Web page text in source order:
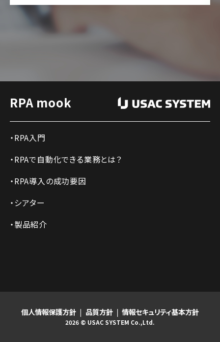
RPA mook
RPA入門
RPAで自動化できる業務とは？
RPA導入の成功要因
シアター
製品紹介
個人情報保護方針 品質方針 情報セキュリティ基本方針
2026 © USAC SYSTEM Co.,Ltd.